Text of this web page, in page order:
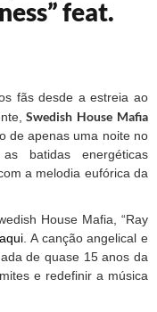
feat.
fãs desde a estreia ao
Swedish House Mafia
de apenas uma noite no
batidas energéticas
a melodia eufórica da
House Mafia, “Ray
. A canção angelical e
de quase 15 anos da
e redefinir a música